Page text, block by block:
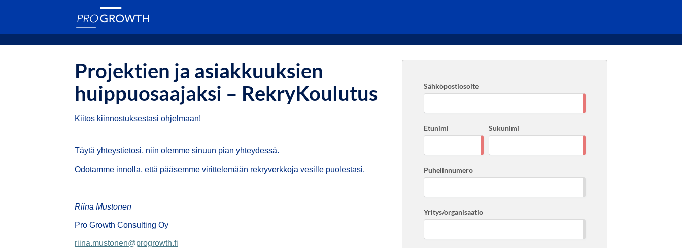
Projektien ja asiakkuuksien
huippuosaajaksi – RekryKoulutus
Kiitos kiinnostuksestasi ohjelmaan!
Täytä yhteystietosi, niin olemme sinuun pian yhteydessä.
Odotamme innolla, että pääsemme virittelemään rekryverkkoja vesille puolestasi.
Riina Mustonen
Pro Growth Consulting Oy
riina.mustonen@progrowth.fi
Sähköpostiosoite
Etunimi Sukunimi
Puhelinnumero
Yritys/organisaatio